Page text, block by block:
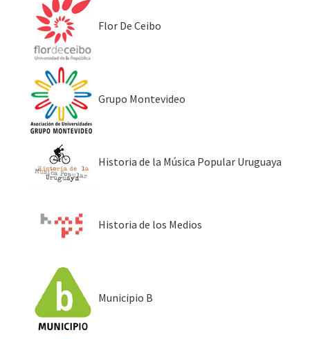
Flor De Ceibo
Grupo Montevideo
Historia de la Música Popular Uruguaya
Historia de los Medios
Municipio B